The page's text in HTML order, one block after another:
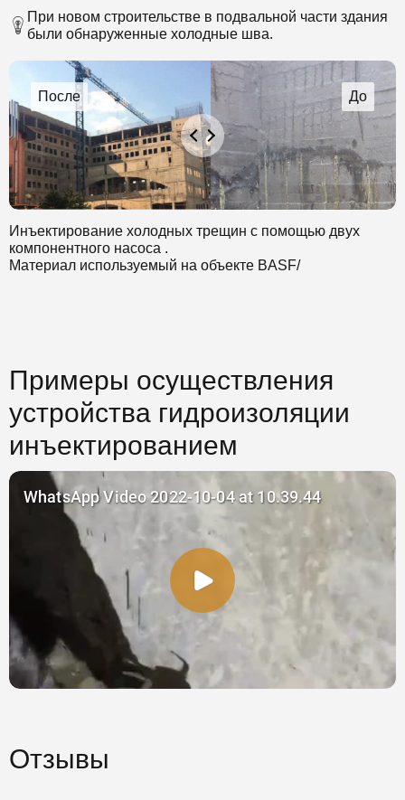
При новом строительстве в подвальной части здания
были обнаруженные холодные шва.
Инъектирование холодных трещин с помощью двух
компонентного насоса .
Материал используемый на объекте BASF/
Примеры осуществления
устройства гидроизоляции
инъектированием
Отзывы